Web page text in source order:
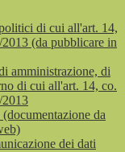
di cui all'art. 14,
(da pubblicare in
amministrazione, di
di cui all'art. 14, co.
2013
da
dei dati